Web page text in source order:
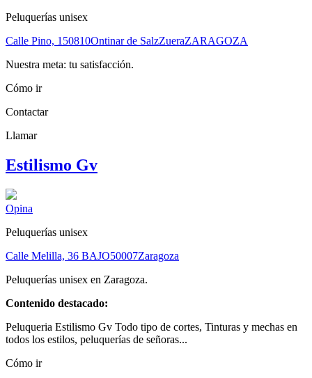
Peluquerías unisex
Calle Pino, 1 50810Ontinar de SalzZueraZARAGOZA
Nuestra meta: tu satisfacción.
Cómo ir
Contactar
Llamar
Estilismo Gv
Opina
Peluquerías unisex
Calle Melilla, 36 BAJO50007Zaragoza
Peluquerías unisex en Zaragoza.
Contenido destacado:
Peluqueria Estilismo Gv Todo tipo de cortes, Tinturas y mechas en
todos los estilos, peluquerías de señoras...
Cómo ir